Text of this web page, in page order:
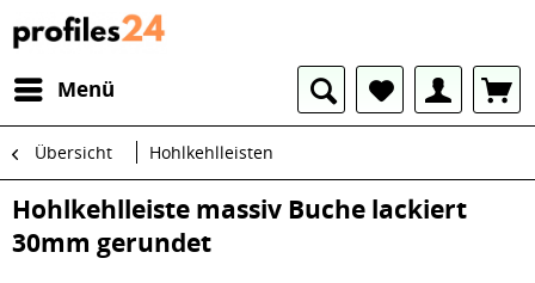
Menü
Übersicht Hohlkehlleisten
Hohlkehlleiste massiv Buche lackiert
30mm gerundet